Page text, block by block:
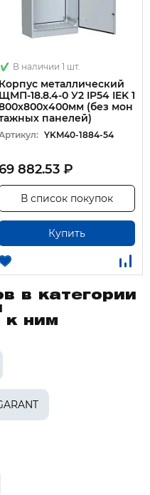
В наличии 1 шт.
Корпус металлический
ЩМП-18.8.4-0 У2 IP54 IEK 1
(без мон
панелей)
YKM40-1884-54
882.53 ₽
Купить
В список покупок
в категории
к ним